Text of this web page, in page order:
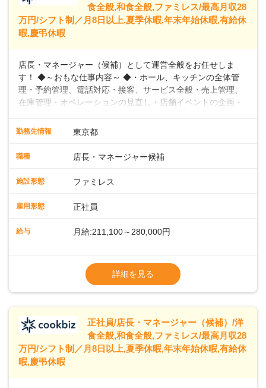
食全般,和食全般,ファミレス/最高月収28
万円/シフト制／月8日以上,夏季休暇,年末年始休暇,有給休
暇,慶弔休暇
店長・マネージャー（候補）として運営全般をお任せしま
す！ ◆～おもな仕事内容～ ◆・ホール、キッチンの全体管
理・予約管理、電話対応・接客、サービス全般・売上管理、
在庫管理・オペレーションの見直し・店舗イベントの企画・
入社後はスキルに合わせた業務からお任せしますので、徐々
向上を目指すDX推進～ ◆すかいらーくのレストランでは、
スタッフの働きやすさをサポートしています。配膳ロボット
や歩行数が約40%も削減されました！また、配膳ロボットに
なDX（デジタルトランスフォーメーション）の取り組みを進
います。私たちは、多様な働き方を提供し、ライフステージ
に合わせた柔軟な勤務時間や働きやすい環境を整えていま
います。
勤務先情報 東京都
職種 店長・マネージャー候補
施設形態 ファミレス
雇用形態 正社員
給与 月給:211,100～280,000円
※残業代全額支給
※経験に応じて応相談①ナショナル社員：月
給245,800円～②エリア社員 ：月給
詳細を見る
正社員/店長・マネージャー（候補）/洋
食全般,和食全般,ファミレス/最高月収28
万円/シフト制／月8日以上,夏季休暇,年末年始休暇,有給休
暇,慶弔休暇